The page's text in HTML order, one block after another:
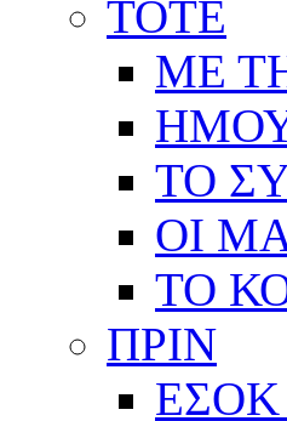
ΤΟΤΕ
ΜΕ
ΤΟ
ΟΙ
ΤΟ
ΠΡΙΝ